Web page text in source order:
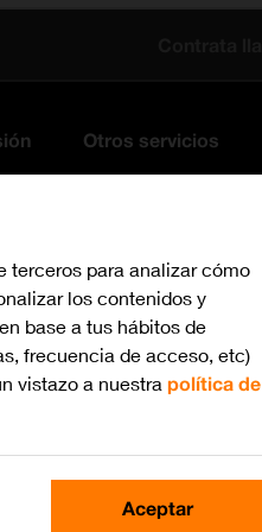
Otros servicios
terceros para analizar cómo
los contenidos y
base a tus hábitos de
frecuencia de acceso, etc)
vistazo a nuestra política de
Aceptar